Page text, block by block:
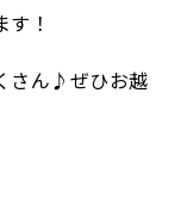
！
さん♪ぜひお越